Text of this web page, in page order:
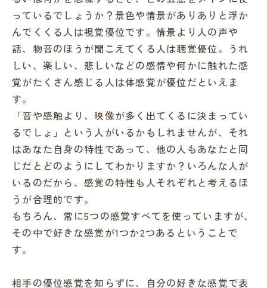
っているでしょうか？景色や情景がありありと浮か
んでくくる人は視覚優位です。情景より人の声や
話、物音のほうが聞こえてくる人は聴覚優位。うれ
しい、楽しい、悲しいなどの感情や何かに触れた感
覚がたくさん感じる人は体感覚が優位だといえま
す。
「音や感触より、映像が多く出てくるに決まってい
るでしょ」という人がいるかもしれませんが、それ
はあなた自身の特性であって、他の人もあなたと同
じだとどのようにしてわかりますか？いろんな人が
いるのだから、感覚の特性も人それぞれと考えるほ
うが合理的です。
もちろん、常に5つの感覚すべてを使っていますが、
その中で好きな感覚が1つか2つあるということで
す。
相手の優位感覚を知らずに、自分の好きな感覚で表